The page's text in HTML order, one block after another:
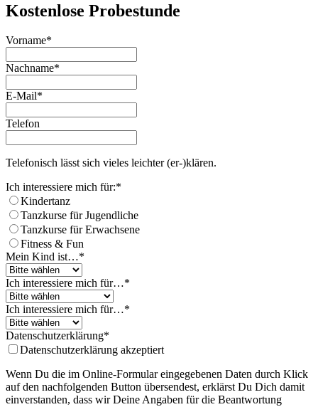
Kostenlose Probestunde
Vorname*
Nachname*
Your
E-Mail*
Telefon
Telefonisch lässt sich vieles leichter (er-)klären.
Ich interessiere mich für:*
Kindertanz
Tanzkurse für Jugendliche
Tanzkurse für Erwachsene
Fitness & Fun
Mein Kind ist…*
Ich interessiere mich für…*
Ich interessiere mich für…*
Datenschutzerklärung*
Datenschutzerklärung akzeptiert
Wenn Du die im Online-Formular eingegebenen Daten durch Klick
auf den nachfolgenden Button übersendest, erklärst Du Dich damit
einverstanden, dass wir Deine Angaben für die Beantwortung